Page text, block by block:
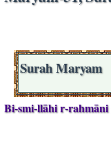
Surah Maryam
Bi-smi-llāhi r-